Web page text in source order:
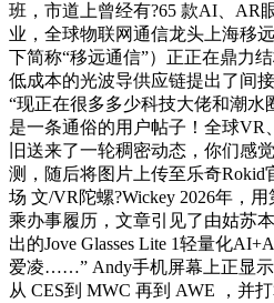
班，市道上曾经有?65 款AI、AR
业，全球物联网通信龙头上海移
下简称“移远通信”）正正在鼎力
低成本的光波导供应链提出了间
“现正在很多多少科技大佬和潮水
是一条通俗的用户帖子！全球
旧送来了一轮稠密动态，你们感
测，随后将图片上传至乐奇
场 文/VR陀螺?Wickey 2026年，
乘办事履历，文章引见了由姑苏
出的Jove Glasses Lite 1轻量化
爱凌……” Andy手机屏幕上正显示
从 CES到 MWC 再到 AWE ，并